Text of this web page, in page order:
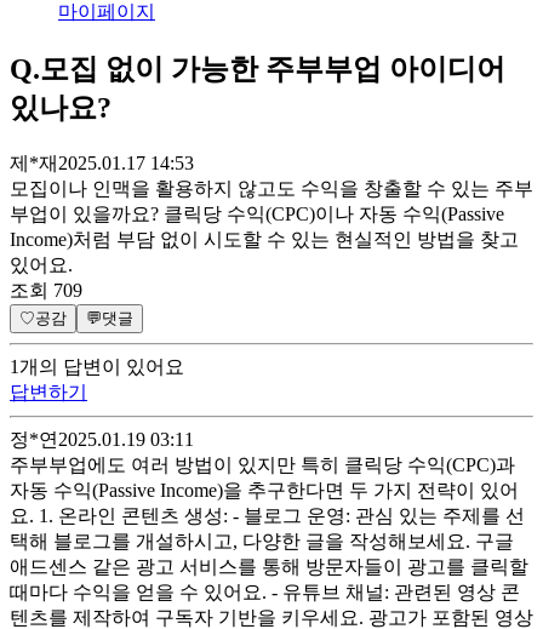
마이페이지
Q.모집 없이 가능한 주부부업 아이디어
있나요?
제*재 2025.01.17 14:53
모집이나 인맥을 활용하지 않고도 수익을 창출할 수 있는 주부
부업이 있을까요? 클릭당 수익(CPC)이나 자동 수익(Passive
Income)처럼 부담 없이 시도할 수 있는 현실적인 방법을 찾고
있어요.
조회 709
♡공감 💬댓글
1개 의 답변이 있어요
답변하기
정*연 2025.01.19 03:11
주부부업에도 여러 방법이 있지만 특히 클릭당 수익(CPC)과
자동 수익(Passive Income)을 추구한다면 두 가지 전략이 있어
요. 1. 온라인 콘텐츠 생성: - 블로그 운영: 관심 있는 주제를 선
택해 블로그를 개설하시고, 다양한 글을 작성해보세요. 구글
애드센스 같은 광고 서비스를 통해 방문자들이 광고를 클릭할
때마다 수익을 얻을 수 있어요. - 유튜브 채널: 관련된 영상 콘
텐츠를 제작하여 구독자 기반을 키우세요. 광고가 포함된 영상